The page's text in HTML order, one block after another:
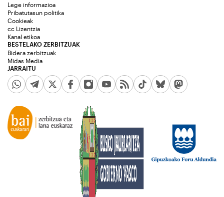
JARRAITU
Lege informazioa
Pribatutasun politika
Cookieak
cc Lizentzia
Kanal etikoa
BESTELAKO ZERBITZUAK
Bidera zerbitzuak
Midas Media